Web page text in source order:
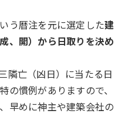
う暦注を元に選定した建
、開）から日取りを決め
隣亡（凶日）に当たる日
の慣例がありますので、
早めに神主や建築会社の